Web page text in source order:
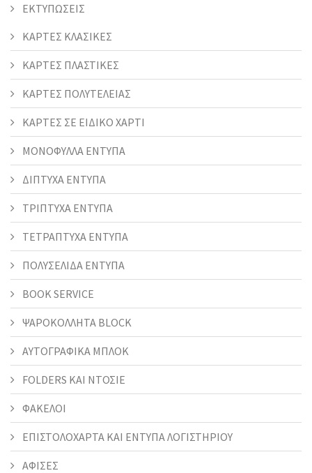
ΕΚΤΥΠΩΣΕΙΣ
ΚΑΡΤΕΣ ΚΛΑΣΙΚΕΣ
ΚΑΡΤΕΣ ΠΛΑΣΤΙΚΕΣ
ΚΑΡΤΕΣ ΠΟΛΥΤΕΛΕΙΑΣ
ΚΑΡΤΕΣ ΣΕ ΕΙΔΙΚΟ ΧΑΡΤΙ
ΜΟΝΟΦΥΛΛΑ ΕΝΤΥΠΑ
ΔΙΠΤΥΧΑ ΕΝΤΥΠΑ
ΤΡΙΠΤΥΧΑ ΕΝΤΥΠΑ
ΤΕΤΡΑΠΤΥΧΑ ΕΝΤΥΠΑ
ΠΟΛΥΣΕΛΙΔΑ ΕΝΤΥΠΑ
BOOK SERVICE
ΨΑΡΟΚΟΛΛΗΤΑ BLOCK
ΑΥΤΟΓΡΑΦΙΚΑ ΜΠΛΟΚ
FOLDERS KAI ΝΤΟΣΙΕ
ΦΑΚΕΛΟΙ
ΕΠΙΣΤΟΛΟΧΑΡΤΑ ΚΑΙ ΕΝΤΥΠΑ ΛΟΓΙΣΤΗΡΙΟΥ
ΑΦΙΣΕΣ